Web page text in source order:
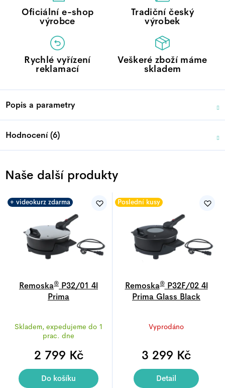
Oficiální e-shop
výrobce
Tradiční český
výrobek
Rychlé vyřízení
reklamací
Veškeré zboží máme
skladem
Popis a parametry
Hodnocení (6)
Naše další produkty
+ videokurz zdarma
Remoska® P32/01 4l
Prima
hodnocení
produktu
je
z
Skladem, expedujeme do 1
prac. dne
2 799 Kč
Do košíku
Poslední kusy
Remoska®P32F/02 4l
Prima Glass Black
hodnocení
je
z
Vyprodáno
3 299 Kč
Detail